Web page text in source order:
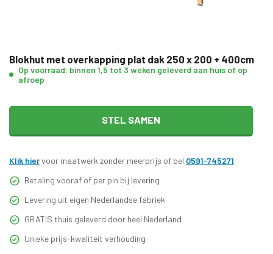
Blokhut met overkapping plat dak 250 x 200 + 400cm
Op voorraad: binnen 1,5 tot 3 weken geleverd aan huis of op
afroep
STEL SAMEN
Klik hiervoor maatwerk zonder meerprijs of bel 0591-745271
Betaling vooraf of per pin bij levering
Levering uit eigen Nederlandse fabriek
GRATIS thuis geleverd door heel Nederland
Unieke prijs-kwaliteit verhouding